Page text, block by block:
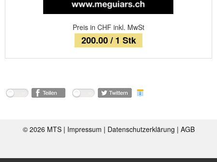
Preis in CHF inkl. MwSt
200.00 / 1 Stk
© 2026 MTS | Impressum | Datenschutzerklärung | AGB